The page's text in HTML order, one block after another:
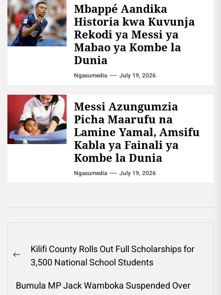
Mbappé Aandika
Historia kwa Kuvunja
Rekodi ya Messi ya
Mabao ya Kombe la
Dunia
Ngasumedia July 19, 2026
Messi Azungumzia
Picha Maarufu na
Lamine Yamal, Amsifu
Kabla ya Fainali ya
Kombe la Dunia
Ngasumedia July 19, 2026
Post
navigation
Previous
Kilifi County Rolls Out Full Scholarships for
3,500 National School Students
Bumula MP Jack Wamboka Suspended Over